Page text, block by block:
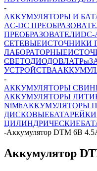
-
АККУМУЛЯТОРЫ И
AC-DC
ПРЕОБРАЗОВАТЕЛИ
СЕТЕВЫЕИСТОЧНИКИ
ЛАБОРАТОРНЫЕ
СВЕТОДИОДОВЛАТРы
УСТРОЙСТВА
-
АККУМУЛЯТОРЫ
АККУМУЛЯТОРЫ
NiMhАККУМУЛЯТОРЫ
ДИСКОВЫЕБАТАРЕЙКИ
ЦИЛИНДРИЧЕСКИЕ
-Аккумулятор DTM 6В
Аккумулятор